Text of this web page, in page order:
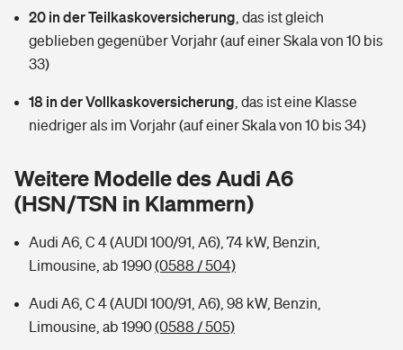
Sie haben Fragen?
Restkreditversicherung
Zur Übersicht
Tools
Hochwasser-Check: Wie gefährdet ist Ihr Haus?
Sie haben Fragen?
Hundehalter-Haftpflicht
Handyversicherung
Private Cyberversicherung
Zur Übersicht
Tools
Wer versichert was: Jetzt Versicherer finden
Rentenrechner: Wie viel Geld bekomme ich im Alter?
20 in der Teilkaskoversicherung das ist gleich
geblieben gegenüber Vorjahr (auf einer Skala von 10 bis
33)
18 in der Vollkaskoversicherung das ist eine Klasse
niedriger als im Vorjahr (auf einer Skala von 10 bis 34)
Weitere Modelle des Audi A6
(HSN/TSN in Klammern)
Audi A6, C 4 (AUDI 100/91, A6), 74 kW, Benzin,
Limousine, ab 1990(0588 / 504)
Audi A6, C 4 (AUDI 100/91, A6), 98 kW, Benzin,
Limousine, ab 1990(0588 / 505)